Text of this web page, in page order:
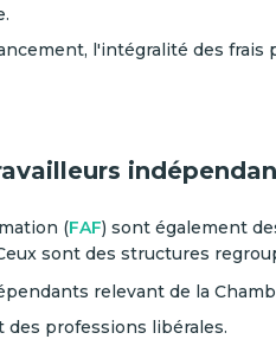
l'intégralité des
(FAF) sont également
sont des structures
relevant de la
des professions libérales.